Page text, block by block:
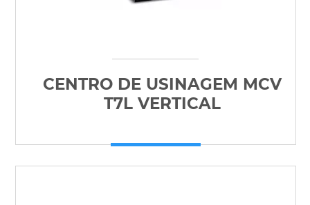
CENTRO DE USINAGEM MCV
T7L VERTICAL